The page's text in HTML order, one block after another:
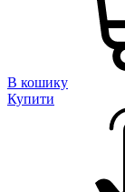
В кошику
Купити